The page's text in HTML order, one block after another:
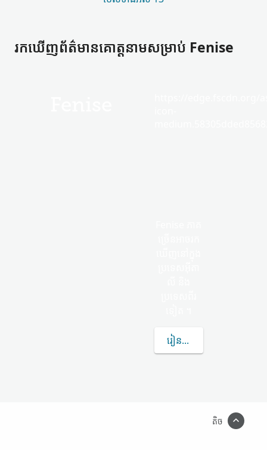
រកឃើញ​ព័ត៌មាន​គោត្តនាម​សម្រាប់ Fenise
រៀន​បន្ថែម​ទៀត​អំពី FENISE
តិច